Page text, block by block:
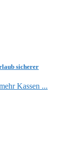
sicherer
Kassen ...